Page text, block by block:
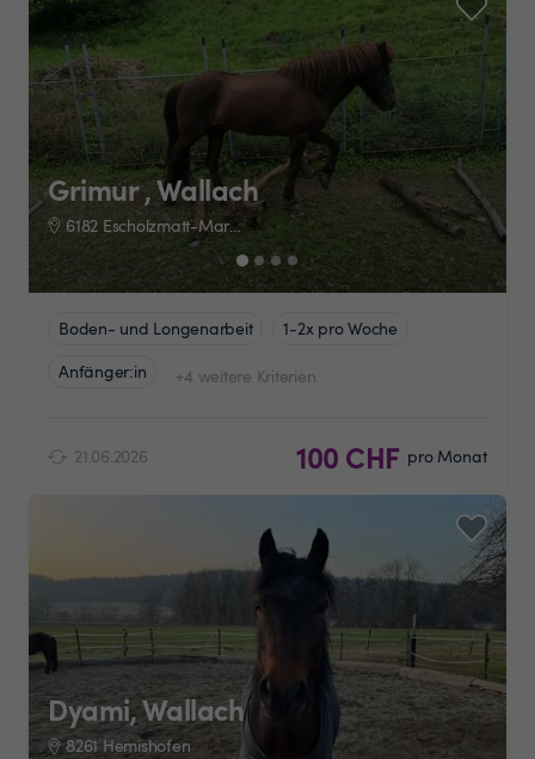
Grimur , Wallach
6182 Escholzmatt-Marbach
Boden- und Longenarbeit
1-2x pro Woche
Anfänger:in
+4 weitere Kriterien
21.06.2026 100 CHF pro Monat
Dyami, Wallach
8261 Hemishofen